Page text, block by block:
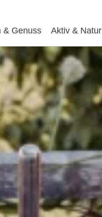
& Genuss Aktiv & Natur